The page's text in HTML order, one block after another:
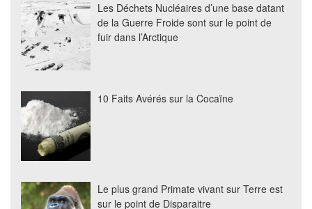
Les Déchets Nucléaires d’une base datant
de la Guerre Froide sont sur le point de
fuir dans l’Arctique
10 Faits Avérés sur la Cocaïne
Le plus grand Primate vivant sur Terre est
sur le point de Disparaitre